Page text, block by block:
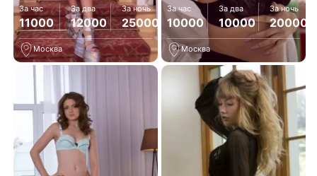
За час
11000
За два
12000
За ночь
25000
Москва
За час
10000
За два
10000
За ночь
20000
Москва